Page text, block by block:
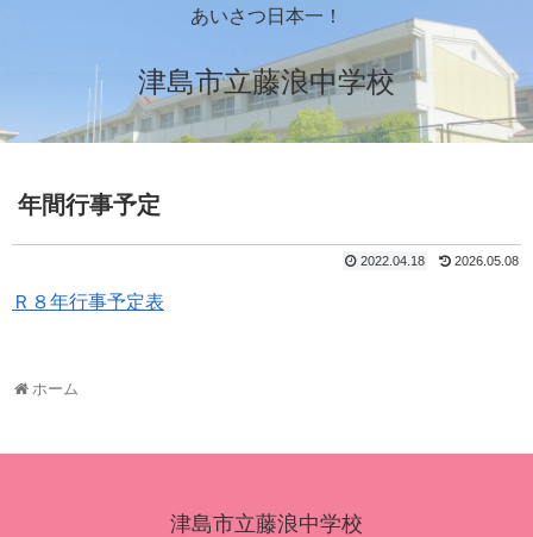
あいさつ日本一！
津島市立藤浪中学校
年間行事予定
2022.04.18 2026.05.08
Ｒ８年行事予定表
ホーム
津島市立藤浪中学校